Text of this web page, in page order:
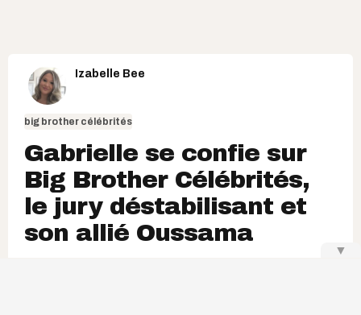
Izabelle Bee
big brother célébrités
Gabrielle se confie sur
Big Brother Célébrités,
le jury déstabilisant et
son allié Oussama
▼